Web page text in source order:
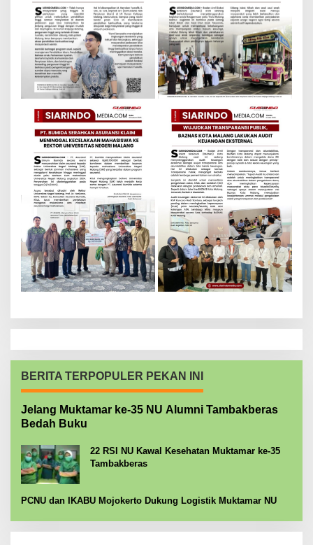
BERITA TERPOPULER PEKAN INI
Jelang Muktamar ke-35 NU Alumni Tambakberas
Bedah Buku
22 RSI NU Kawal Kesehatan Muktamar ke-35
Tambakberas
PCNU dan IKABU Mojokerto Dukung Logistik Muktamar NU